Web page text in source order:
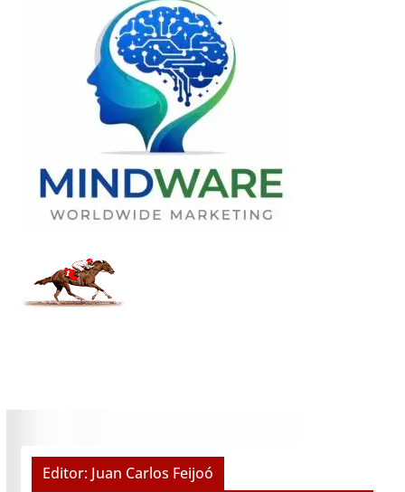
Editor: Juan Carlos Feijoó